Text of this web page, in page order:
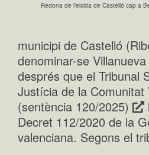
Redona de l’eixida de Castelló cap a
municipi de Castelló
denominar-se
després que el Tribunal
Justícia de la Comunitat
(sentència 120/2025)
Decret 112/2020 de la
valenciana. Segons el